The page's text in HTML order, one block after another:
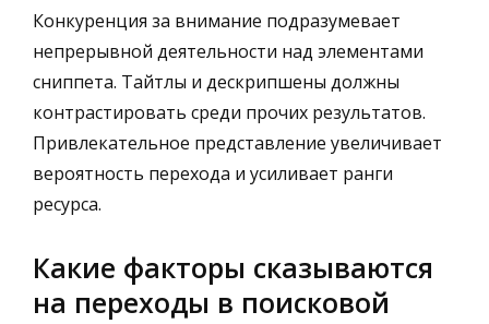
Конкуренция за внимание подразумевает
непрерывной деятельности над элементами
сниппета. Тайтлы и дескрипшены должны
контрастировать среди прочих результатов.
Привлекательное представление увеличивает
вероятность перехода и усиливает ранги
ресурса.
Какие факторы сказываются
на переходы в поисковой